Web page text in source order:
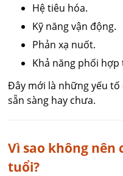
Hệ tiêu hóa.
Kỹ năng vận động.
Phản xạ nuốt.
Khả năng phối hợp
Đây mới là những yếu
sẵn sàng hay chưa.
Vì sao không nên
tuổi?